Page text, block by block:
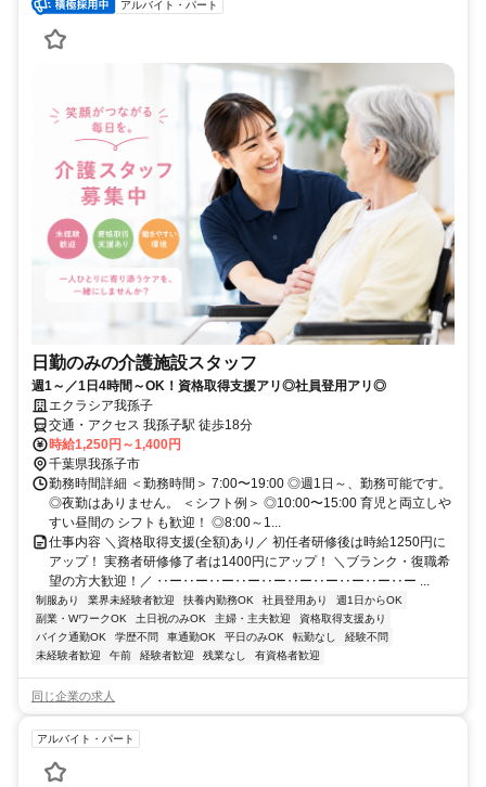
アルバイト・パート
日勤のみの介護施設スタッフ
週1～／1日4時間～OK！資格取得支援アリ◎社員登用アリ◎
エクラシア我孫子
交通・アクセス 我孫子駅 徒歩18分
時給1,250円～1,400円
千葉県我孫子市
勤務時間詳細 ＜勤務時間＞ 7:00〜19:00 ◎週1日～、勤務可能です。
◎夜勤はありません。 ＜シフト例＞ ◎10:00〜15:00 育児と両立しや
すい昼間の シフトも歓迎！ ◎8:00～1...
仕事内容 ＼資格取得支援(全額)あり／ 初任者研修後は時給1250円に
アップ！ 実務者研修修了者は1400円にアップ！ ＼ブランク・復職希
望の方大歓迎！／ ‥ー‥ー‥ー‥ー‥ー‥ー‥ー‥ー‥ー‥ー ...
制服あり 業界未経験者歓迎 扶養内勤務OK 社員登用あり
週1日からOK
副業・WワークOK
土日祝のみOK 主婦・主夫歓迎
資格取得支援あり
バイク通勤OK
学歴不問 車通勤OK 平日のみOK 転勤なし
経験不問
未経験者歓迎
午前 経験者歓迎 残業なし 有資格者歓迎
同じ企業の求人
アルバイト・パート